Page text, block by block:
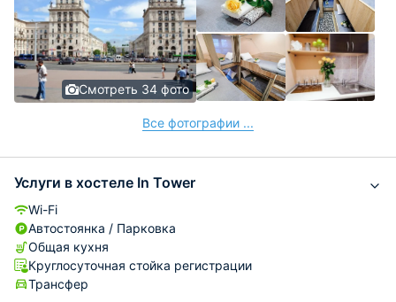
Смотреть 34 фото
Все фотографии ...
Услуги в хостеле In Tower
Wi-Fi
Автостоянка / Парковка
Общая кухня
Круглосуточная стойка регистрации
Трансфер